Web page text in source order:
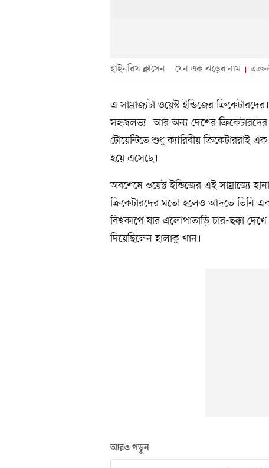
হাইনরিখ ক্লাসেন—যেন এক ঝড়ের নাম
এ সাম্রাজ্যটা ওয়েস্ট ইন্ডিজের
সহজলভ্য। আর অন্য দেশের ক্রিকেটারদের
টোয়েন্টিতে শুধু ক্যারিবীয় ক্রিকেটাররাই
হয়ে এসেছে।
অবশেষে ওয়েস্ট ইন্ডিজের এই সাম্রাজ্যে
ক্রিকেটারদের মতো হলেও আদতে তিনি
বিশ্বকাপে যার এলোপাতাড়ি চার-ছক্কা
দিয়েছিলেন হালাকু খান।
আরও পড়ুন